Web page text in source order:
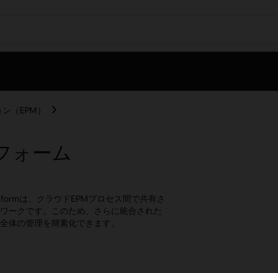
（EPM）
ォーム
は、クラウドEPMプロセス間で共有さ
ークです。このため、さらに統合された
体の管理を簡素化できます。